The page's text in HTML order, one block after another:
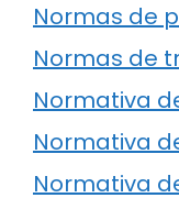
Normas de
Normas de
Normativa
Normativa
Normativa